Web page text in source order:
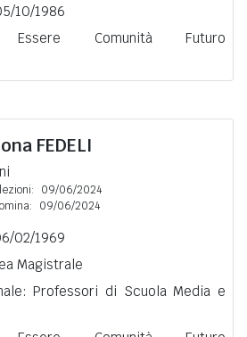
10/1986
Essere Comunità Futuro
FEDELI
09/06/2024
09/06/2024
02/1969
Magistrale
Professori di Scuola Media e